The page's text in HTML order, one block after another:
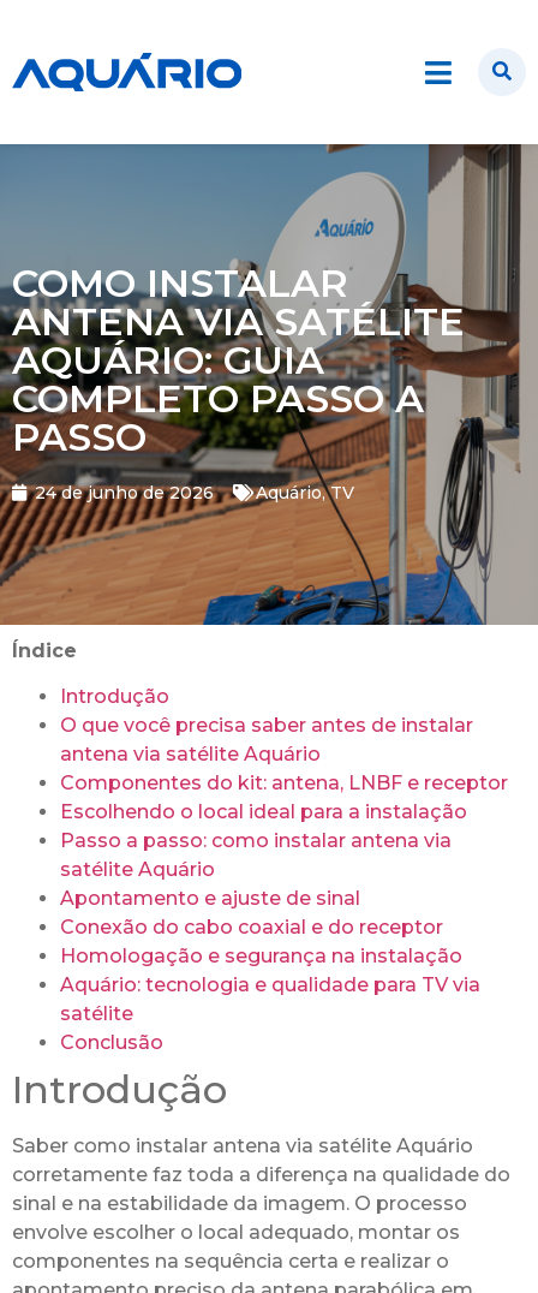
COMO INSTALAR
ANTENA VIA SATÉLITE
AQUÁRIO: GUIA
COMPLETO PASSO A
PASSO
24 de junho de 2026 Aquário,TV
Índice
Introdução
O que você precisa saber antes de instalar
antena via satélite Aquário
Componentes do kit: antena, LNBF e receptor
Escolhendo o local ideal para a instalação
Passo a passo: como instalar antena via
satélite Aquário
Apontamento e ajuste de sinal
Conexão do cabo coaxial e do receptor
Homologação e segurança na instalação
Aquário: tecnologia e qualidade para TV via
satélite
Conclusão
Introdução
Saber como instalar antena via satélite Aquário
corretamente faz toda a diferença na qualidade do
sinal e na estabilidade da imagem. O processo
envolve escolher o local adequado, montar os
componentes na sequência certa e realizar o